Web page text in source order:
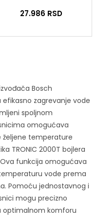
27.986 RSD
Bosch
zagrevanje vode
spoljnom
omogućava
željene temperature
TRONIC 2000T bojlera
funkcija omogućava
vode prema
Pomoću jednostavnog i
mogu precizno
optimalnom komforu